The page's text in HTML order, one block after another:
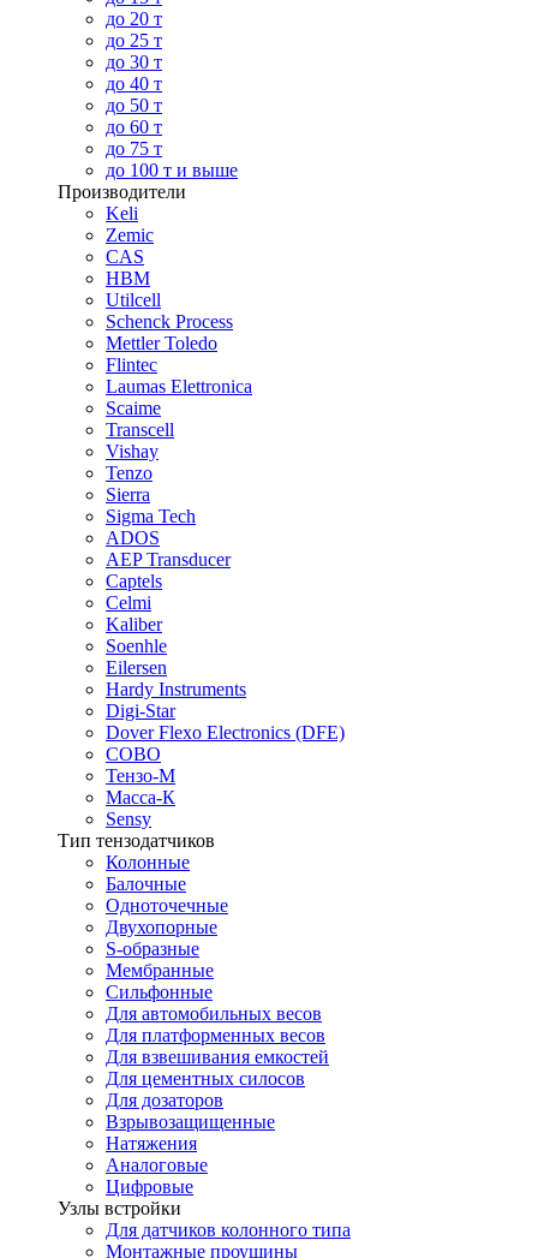
до 20 т
до 25 т
до 30 т
до 40 т
до 50 т
до 60 т
до 75 т
до 100 т и выше
Производители
Keli
Zemic
CAS
HBM
Utilcell
Schenck Process
Mettler Toledo
Flintec
Laumas Elettronica
Scaime
Transcell
Vishay
Tenzo
Sierra
Sigma Tech
ADOS
AEP Transducer
Captels
Celmi
Kaliber
Soenhle
Eilersen
Hardy Instruments
Digi-Star
Dover Flexo Electronics (DFE)
COBO
Тензо-М
Масса-К
Sensy
Тип тензодатчиков
Колонные
Балочные
Одноточечные
Двухопорные
S-образные
Мембранные
Сильфонные
Для автомобильных весов
Для платформенных весов
Для взвешивания емкостей
Для цементных силосов
Для дозаторов
Взрывозащищенные
Натяжения
Аналоговые
Цифровые
Узлы встройки
Для датчиков колонного типа
Монтажные проушины